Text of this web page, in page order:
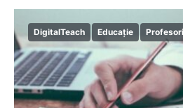
DigitalTeach Educație Profesori